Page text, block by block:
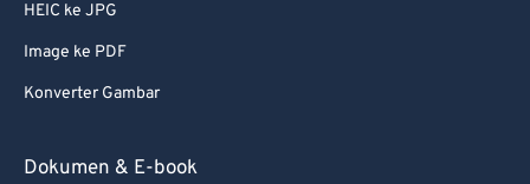
HEIC ke JPG
Image ke PDF
Konverter Gambar
Dokumen & E-book